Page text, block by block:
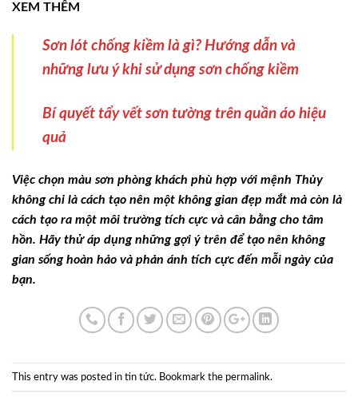
XEM THÊM
Sơn lót chống kiềm là gì? Hướng dẫn và
những lưu ý khi sử dụng sơn chống kiềm
Bí quyết tẩy vết sơn tường trên quần áo hiệu
quả
Việc chọn màu sơn phòng khách phù hợp với mệnh Thủy
không chỉ là cách tạo nên một không gian đẹp mắt mà còn là
cách tạo ra một môi trường tích cực và cân bằng cho tâm
hồn. Hãy thử áp dụng những gợi ý trên để tạo nên không
gian sống hoàn hảo và phản ánh tích cực đến mỗi ngày của
bạn.
This entry was posted in tin tức. Bookmark the permalink.